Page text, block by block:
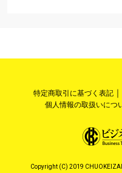
特定商取引に基づく表記
個人情報の取扱いにつ
Copyright (C) 2019